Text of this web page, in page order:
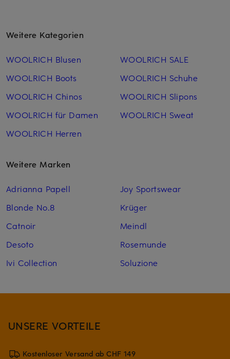
Weitere Kategorien
WOOLRICH Blusen
WOOLRICH Boots
WOOLRICH Chinos
WOOLRICH für Damen
WOOLRICH Herren
WOOLRICH SALE
WOOLRICH Schuhe
WOOLRICH Slipons
WOOLRICH Sweat
Weitere Marken
Adrianna Papell
Blonde No.8
Catnoir
Desoto
Ivi Collection
Joy Sportswear
Krüger
Meindl
Rosemunde
Soluzione
UNSERE VORTEILE
Kostenloser Versand ab CHF 149